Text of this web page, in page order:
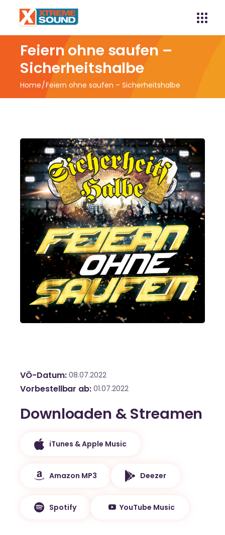
Feiern ohne saufen –
Sicherheitshalbe
Home Feiern ohne saufen – Sicherheitshalbe
VÖ-Datum 08.07.2022
Vorbestellbar ab 01.07.2022
Downloaden & Streamen
iTunes & Apple Music
Amazon MP3 Deezer
Spotify YouTube Music